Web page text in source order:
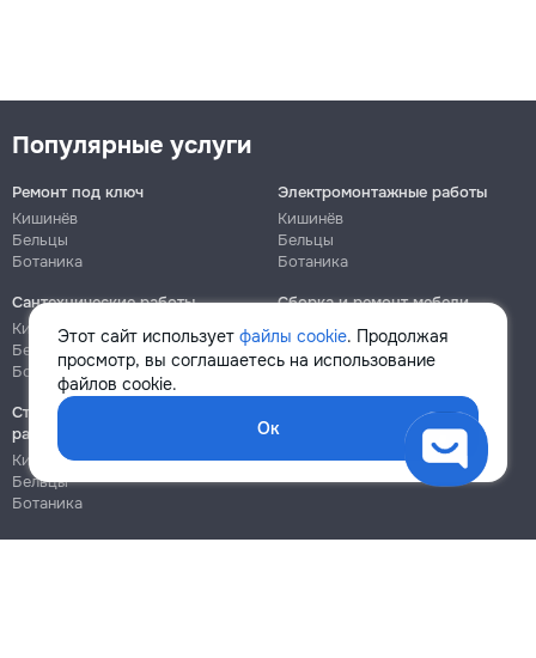
Этот сайт использует файлы cookie. Продолжая
просмотр, вы соглашаетесь на использование
файлов cookie.
Ок
Популярные услуги
Ремонт под ключ
Кишинёв
Бельцы
Ботаника
Электромонтажные работы
Кишинёв
Бельцы
Ботаника
Сантехнические работы
Кишинёв
Бельцы
Ботаника
Сборка и ремонт мебели
Кишинёв
Ботаника
Строительно-монтажные
работы
Кишинёв
Бельцы
Ботаника